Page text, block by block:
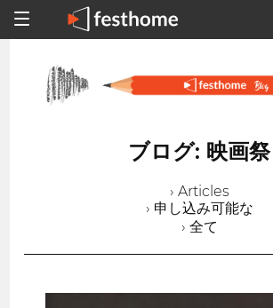
ブログ: 映画祭
› Articles
› 申し込み可能な
› 全て